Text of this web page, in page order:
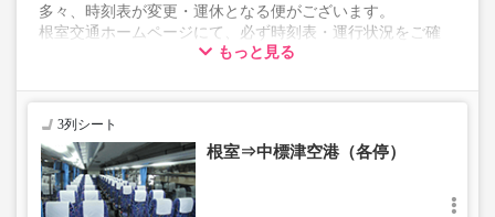
多々、時刻表が変更・運休となる便がございます。
根室交通ホームページにて、必ず時刻表・運行状況をご確
もっと見る
3列シート
根室⇒中標津空港（各停）